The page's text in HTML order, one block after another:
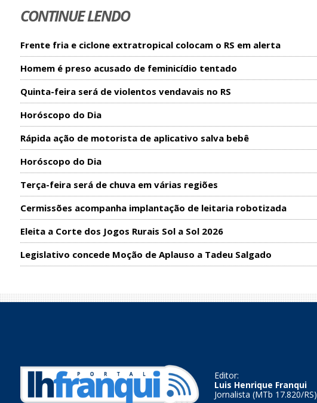
CONTINUE LENDO
Frente fria e ciclone extratropical colocam o RS em alerta
Homem é preso acusado de feminicídio tentado
Quinta-feira será de violentos vendavais no RS
Horóscopo do Dia
Rápida ação de motorista de aplicativo salva bebê
Horóscopo do Dia
Terça-feira será de chuva em várias regiões
Cermissões acompanha implantação de leitaria robotizada
Eleita a Corte dos Jogos Rurais Sol a Sol 2026
Legislativo concede Moção de Aplauso a Tadeu Salgado
Editor:
Luis Henrique Franqui
Jornalista (MTb 17.820/RS)